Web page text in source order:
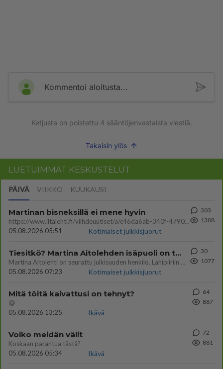
Kommentoi aloitusta...
Ketjusta on poistettu 4 sääntöjenvastaista viestiä.
Takaisin ylös
LUETUIMMAT KESKUSTELUT
PÄIVÄ VIIKKO KUUKAUSI
Martinan bisneksillä ei mene hyvin
https://www.iltalehti.fi/viihdeuutiset/a/c46da6ab-340f-4790-aaa7-0865eed2336 Yrityksen konkurssihakemus on tullut kärä
05.08.2026 05:51
Kotimaiset julkkisjuorut
303
1308
Tiesitkö? Martina Aitolehden isäpuoli on tämä suosittu laulaja
Martina Aitolehti on seurattu julkisuuden henkilö. Lähipiiriin mahtuu muitakin tunnettuja henkilöitä. Tiesitkö, että Ma
05.08.2026 07:23
Kotimaiset julkkisjuorut
30
1077
Mitä töitä kaivattusi on tehnyt?
😅
05.08.2026 13:25
Ikävä
64
887
Voiko meidän välit
Koskaan parantua tästä?
05.08.2026 05:34
Ikävä
72
881